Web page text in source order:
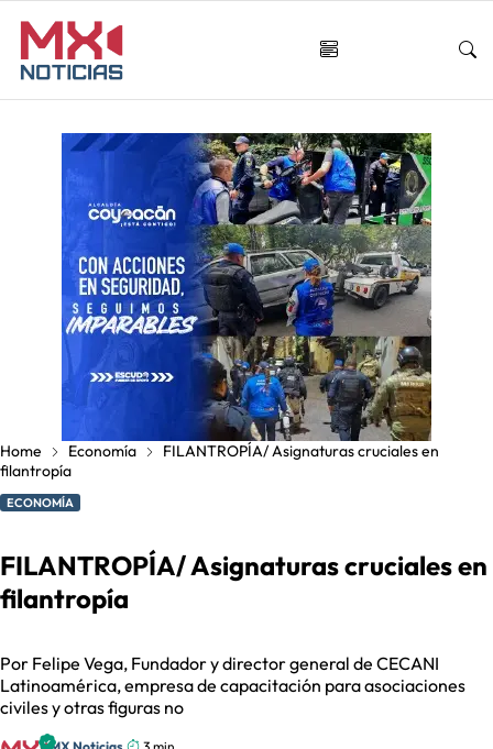
Home Economía
FILANTROPÍA/ Asignaturas cruciales en
filantropía
ECONOMÍA
FILANTROPÍA/ Asignaturas cruciales en
filantropía
Por Felipe Vega, Fundador y director general de CECANI
Latinoamérica, empresa de capacitación para asociaciones
civiles y otras figuras no